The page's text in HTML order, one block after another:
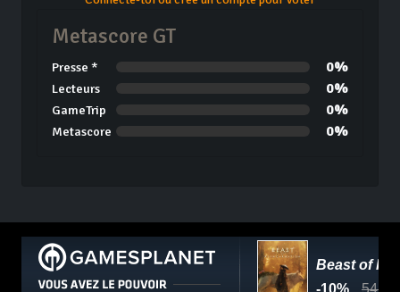
Metascore GT
Presse * 0%
Lecteurs 0%
GameTrip 0%
Metascore 0%